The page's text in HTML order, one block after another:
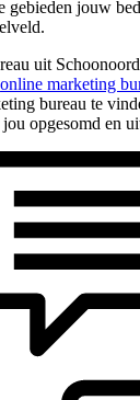
gebieden jouw
uit
online marketing
bureau te
opgesomd en